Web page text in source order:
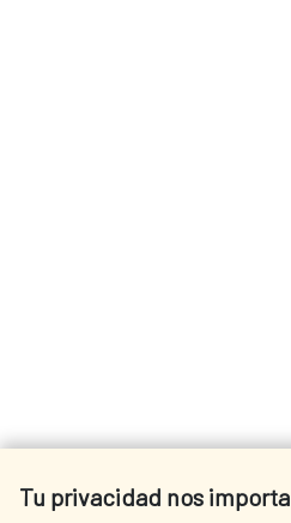
Tu privacidad nos importa